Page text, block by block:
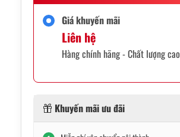
Giá khuyến mãi
Liên hệ
Hàng chính hãng - Chất lượng cao
Khuyến mãi ưu đãi